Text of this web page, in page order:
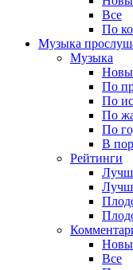
Все
По
Музыка
Музыка
По
По
По
По
В
Рейтинги
Все